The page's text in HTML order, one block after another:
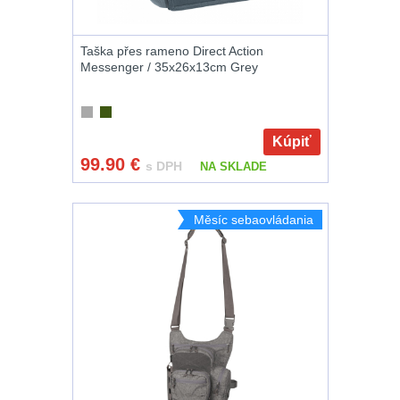
Raily, lišty, krytky
Přední taktické
rukojeti
Mechanická
mířidla30
Pistolové rukojeti
Príslušenstvo18
38
Taška přes rameno Direct Action
Messenger / 35x26x13cm Grey
Kúpiť
99.90 € s DPH NA SKLADE
Měsíc sebaovládania